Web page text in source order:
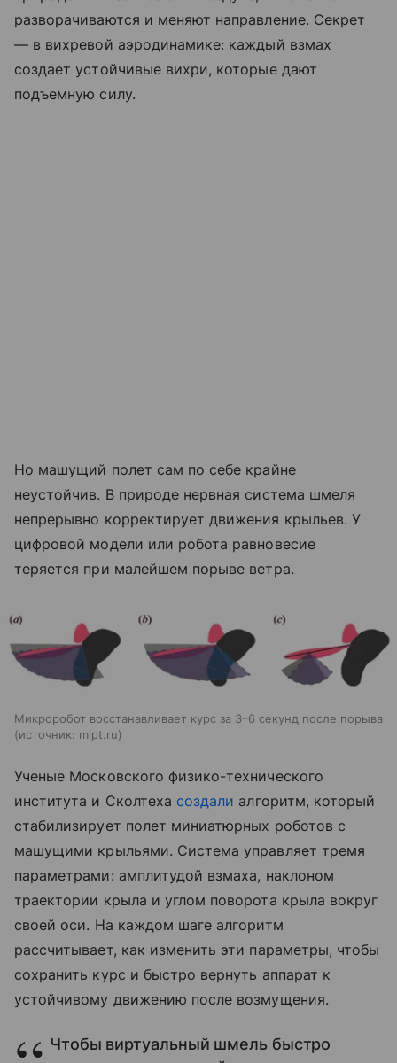
разворачиваются и меняют направление. Секрет
— в вихревой аэродинамике: каждый взмах
создает устойчивые вихри, которые дают
подъемную силу.
Но машущий полет сам по себе крайне
неустойчив. В природе нервная система шмеля
непрерывно корректирует движения крыльев. У
цифровой модели или робота равновесие
теряется при малейшем порыве ветра.
Микроробот восстанавливает курс за 3–6 секунд после порыва
источник: mipt.ru
Ученые Московского физико-технического
института и Сколтехасоздали алгоритм, который
стабилизирует полет миниатюрных роботов с
машущими крыльями. Система управляет тремя
параметрами: амплитудой взмаха, наклоном
траектории крыла и углом поворота крыла вокруг
своей оси. На каждом шаге алгоритм
рассчитывает, как изменить эти параметры, чтобы
сохранить курс и быстро вернуть аппарат к
устойчивому движению после возмущения.
Чтобы виртуальный шмель быстро